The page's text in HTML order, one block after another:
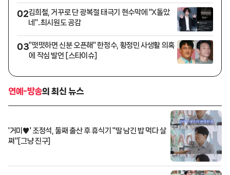
02김희철, 거꾸로 단 광복절 태극기 현수막에 "X돌았
네"..최시원도 공감
03"떳떳하면 신분 오픈해" 한정수, 황정민 사생활 의혹
에 작심 발언 [스타이슈]
연예-방송의 최신 뉴스
'거미♥' 조정석, 둘째 출산 후 휴식기 "딸 남긴 밥 먹다 살
쪄"[그냥 진구]